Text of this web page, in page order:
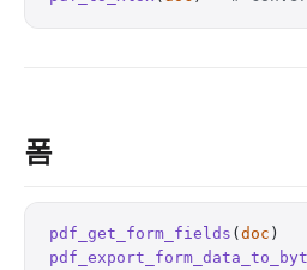
폼
pdf_get_form_fields ( doc